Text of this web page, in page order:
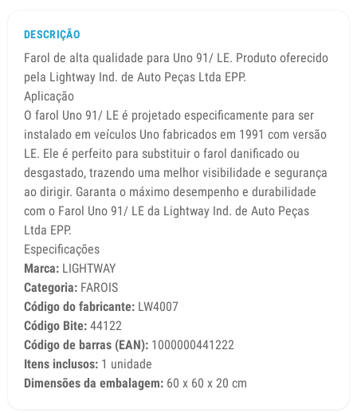
DESCRIÇÃO
Farol de alta qualidade para Uno 91/ LE. Produto oferecido
pela Lightway Ind. de Auto Peças Ltda EPP.
Aplicação
O farol Uno 91/ LE é projetado especificamente para ser
instalado em veículos Uno fabricados em 1991 com versão
LE. Ele é perfeito para substituir o farol danificado ou
desgastado, trazendo uma melhor visibilidade e segurança
ao dirigir. Garanta o máximo desempenho e durabilidade
com o Farol Uno 91/ LE da Lightway Ind. de Auto Peças
Ltda EPP.
Especificações
Marca: LIGHTWAY
Categoria: FAROIS
Código do fabricante: LW4007
Código Bite: 44122
Código de barras (EAN): 1000000441222
Itens inclusos: 1 unidade
Dimensões da embalagem: 60 x 60 x 20 cm